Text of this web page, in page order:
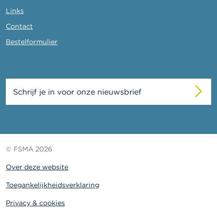
Links
Contact
Bestelformulier
Schrijf je in voor onze nieuwsbrief
© FSMA 2026
Over deze website
Toegankelijkheidsverklaring
Privacy & cookies